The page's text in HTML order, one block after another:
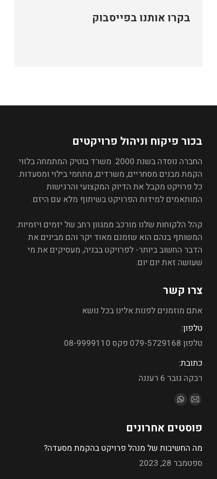
בקרו אותנו בפייסבוק
בכור פיקוח וניהול פרויקטים
החברה נוסדה בשנת 2000. משרד בוטיק המתמחה בלווי
הקמת מבנים מסחריים, משרדים, מתחמי בילוי ומסעדות.
כל פרויקט מקבל את הדיוק המקצועי והרגישות
המותאמים למידות הפרויקט בשיתוף מלא עם היזם.
קהל הלקוחות שלנו מורכב ממגוון רחב של יזמים ויזמיות.
המשותף בנהם הוא שזמנם מאוד יקר והם מבינים את
הדבר החשוב ביותר- לפרויקט בבניה, מעסיקים את מי
שעושה זאת יום יום.
צרו קשר
אתם מוזמנים לפנות אלינו בכל נושא
טלפון:
טלפון 079-5729168 פקס 08-9999110
כתובת:
רבקה גובר 6 רעננה
מצא אותנו ב:
פוסטים אחרונים
מה החשיבות של מנהל פרויקט בהקמת מסעדה?
ספטמבר 28, 2023